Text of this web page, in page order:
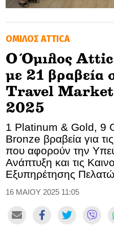
SOOZIE’S FRIENDS
CULTURE
TASTELAND
TECH
MEDIALAND
DRIVE
ΌΜΙΛΟΣ ΑTTICA
Ο Όμιλος
με 21 βραβεία
Travel
2025
1 Platinum & Gold, 9
Bronze βραβεία για
που αφορούν την
Ανάπτυξη και τις
Εξυπηρέτησης
16 ΜΑΙΟΥ 2025 11:05